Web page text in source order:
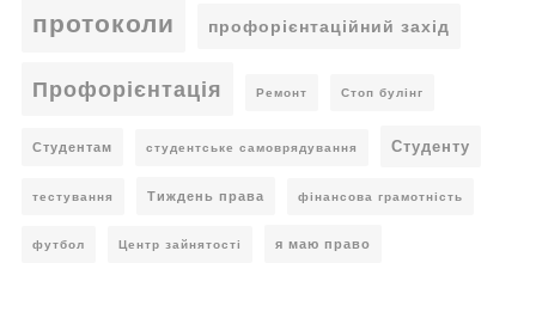
протоколи профорієнтаційний захід
Профорієнтація Ремонт Стоп булінг
Студентам студентське самоврядування Студенту
тестування Тиждень права фінансова грамотність
футбол Центр зайнятості я маю право